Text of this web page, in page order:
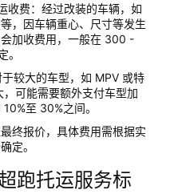
收费：经过改装的车辆，如
，因车辆重心、尺寸等发生
加收费用，一般在 300 -
。
较大的车型，如 MPV 或特
可能需要额外支付车型加
至 30%之间。
终报价，具体费用需根据实
定。
跑托运服务标